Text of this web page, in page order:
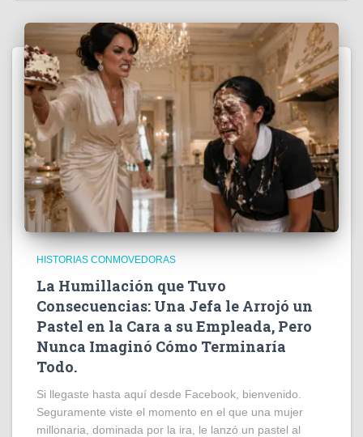
HISTORIAS CONMOVEDORAS
La Humillación que Tuvo
Consecuencias: Una Jefa le Arrojó un
Pastel en la Cara a su Empleada, Pero
Nunca Imaginó Cómo Terminaría
Todo.
Si llegaste hasta aquí desde Facebook, bienvenido.
Seguramente viste el momento en el que una mujer
millonaria, dominada por la ira, le lanzó un pastel al